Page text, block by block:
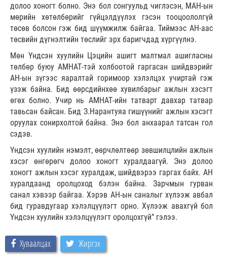
долоо хоногт болно. Энэ бол сонгуульд чиглэсэн, МАН-ын
мөрийн хөтөлбөрийг гүйцэлдүүлэх гэсэн тооцоололгүй
төсөв болсон гэж бид шүүмжилж байгаа. Тиймээс АН-аас
төсвийн дүгнэлтийн төслийг эрх баригчдад хүргүүлнэ.
Мөн Үндсэн хуулийн Цэцийн ашигт малтмал ашигласны
төлбөр буюу АМНАТ-тэй холбоотой гаргасан шийдвэрийг
АН-ын зүгээс яаралтай горимоор хэлэлцэх учиртай гэж
үзэж байна. Бид өөрсдийнхөө хувилбарыг ажлын хэсэгт
өгөх болно. Учир нь АМНАТ-ийн татварт давхар татвар
тавьсан байсан. Бид З.Нарантуяа гишүүнийг ажлын хэсэгт
оруулах сонирхолтой байна. Энэ бол анхаарал татсан гол
сэдэв.
Үндсэн хуулийн нэмэлт, өөрчлөлтөөр зөвшилцлийн ажлын
хэсэг өнгөрөгч долоо хоногт хуралдаагүй. Энэ долоо
хоногт ажлын хэсэг хуралдаж, шийдвэрээ гаргах байх. АН
хуралдаанд оролцоход бэлэн байна. Зарчмын гурван
санал хэвээр байгаа. Хэрэв АН-ын саналыг хүлээж авбал
бид гуравдугаар хэлэлцүүлэгт орно. Хүлээж авахгүй бол
Үндсэн хуулийн хэлэлцүүлэгт оролцохгүй” гэлээ.
Хуваалцах Жиргэх